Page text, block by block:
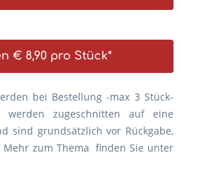
€ 8,90 pro Stück*
bei Bestellung -max 3 Stück-
werden zugeschnitten auf eine
sind grundsätzlich vor Rückgabe,
Mehr zum Thema finden Sie unter